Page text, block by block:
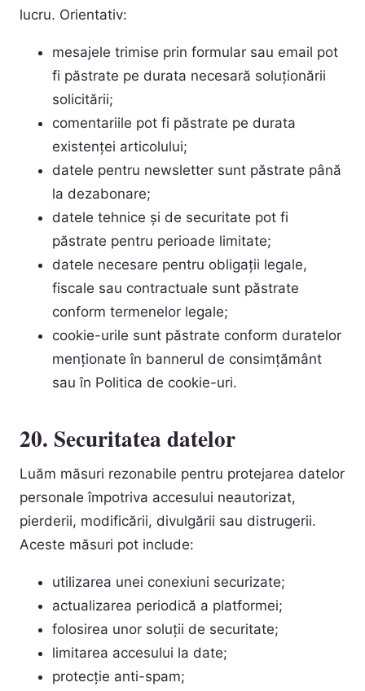
lucru. Orientativ:
mesajele trimise prin formular sau email pot
fi păstrate pe durata necesară soluționării
solicitării;
comentariile pot fi păstrate pe durata
existenței articolului;
datele pentru newsletter sunt păstrate până
la dezabonare;
datele tehnice și de securitate pot fi
păstrate pentru perioade limitate;
datele necesare pentru obligații legale,
fiscale sau contractuale sunt păstrate
conform termenelor legale;
cookie-urile sunt păstrate conform duratelor
menționate în bannerul de consimțământ
sau în Politica de cookie-uri.
20. Securitatea datelor
Luăm măsuri rezonabile pentru protejarea datelor
personale împotriva accesului neautorizat,
pierderii, modificării, divulgării sau distrugerii.
Aceste măsuri pot include:
utilizarea unei conexiuni securizate;
actualizarea periodică a platformei;
folosirea unor soluții de securitate;
limitarea accesului la date;
protecție anti-spam;